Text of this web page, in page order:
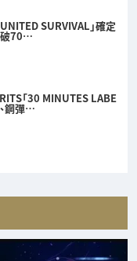
SURVIVAL」確定
破70…
「30 MINUTES LABE
鋼彈…